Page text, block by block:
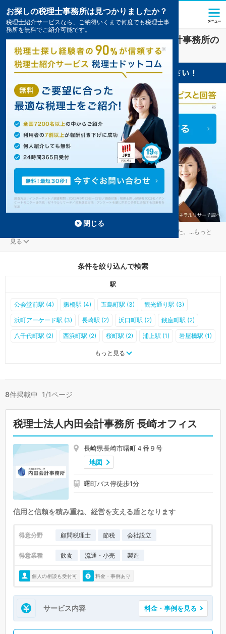
長崎市で会社設立対策を扱う税理士・会計事務所の
一覧8件掲載中
長崎市の会社設立対策を扱う税理士事務所が8件見つかりました。 ...もっと
見る
条件を絞り込んで検索
駅
公会堂前駅 (4) 賑橋駅 (4) 五島町駅 (3) 観光通り駅 (3)
浜町アーケード駅 (3) 長崎駅 (2) 浜口町駅 (2) 銭座町駅 (2)
八千代町駅 (2) 西浜町駅 (2) 桜町駅 (2) 浦上駅 (1) 岩屋橋駅 (1)
松山町駅 (1)
西浦上駅 (0) 赤迫駅 (0)
蛍茶屋駅 (0) 新中川町駅 (0) 新大工町駅 (0) 市民病院前駅 (0)
大浦海岸通り駅 (0) 大浦天主堂下駅 (0) 石橋駅 (0)
もっと見る
8件掲載中 1/1ページ
税理士法人内田会計事務所 長崎オフィス
長崎県長崎市曙町４番９号
地図
曙町バス停徒歩1分
信用と信頼を積み重ね、経営を支える盾となります
得意分野 顧問税理士 節税 会社設立
得意業種 飲食 流通・小売 製造
個人の相談も受付可 料金・事例あり
サービス内容 料金・事例を見る
お探しの税理士事務所は見つかりましたか？
税理士紹介サービスなら、ご納得いくまで何度でも税理士事
務所を無料でご紹介可能です。
閉じる